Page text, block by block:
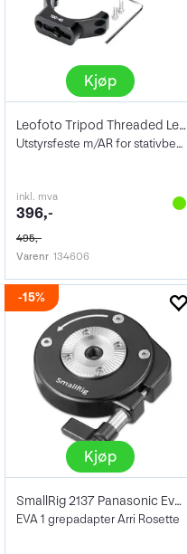
Kjøp
Leofoto Tripod Threaded Leg Collar TDC22
Utstyrsfeste m/AR for stativben ø22mm
inkl. mva
396,-
495,-
Varenr 134606
15%
Kjøp
SmallRig 2137 Panasonic Eva1 Handgrip Ad
EVA 1 grepadapter Arri Rosette